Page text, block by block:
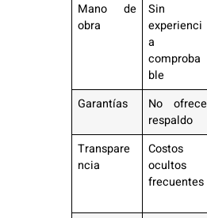
Mano de
obra
Sin
experienci
a
comproba
ble
Garantías
No ofrece
respaldo
Transpare
ncia
Costos
ocultos
frecuentes